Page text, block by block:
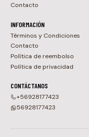
Contacto
INFORMACIÓN
Términos y Condiciones
Contacto
Política de reembolso
Política de privacidad
CONTÁCTANOS
+56928177423
56928177423